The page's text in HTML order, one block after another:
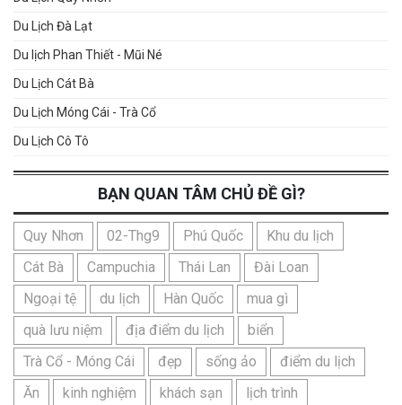
Du Lịch Đà Lạt
Du lịch Phan Thiết - Mũi Né
Du Lịch Cát Bà
Du Lịch Móng Cái - Trà Cổ
Du Lịch Cô Tô
BẠN QUAN TÂM CHỦ ĐỀ GÌ?
Quy Nhơn 02-Thg9 Phú Quốc
Khu du lịch
Cát Bà
Campuchia Thái Lan
Đài Loan
Ngoại tệ
du lịch Hàn Quốc
mua gì
quà lưu niệm
địa điểm du lịch
biển
Trà Cổ - Móng Cái
đẹp sống ảo
điểm du lịch
Ăn
kinh nghiệm khách sạn
lịch trình